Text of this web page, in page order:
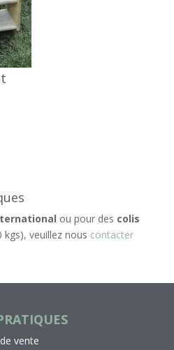
ou pour des colis
veuillez nous contacter
vente